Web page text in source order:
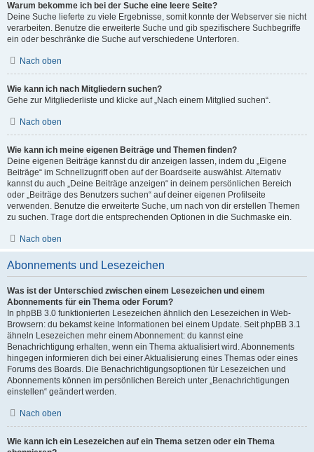
Warum bekomme ich bei der Suche eine leere Seite?
Deine Suche lieferte zu viele Ergebnisse, somit konnte der Webserver sie nicht
verarbeiten. Benutze die erweiterte Suche und gib spezifischere Suchbegriffe
ein oder beschränke die Suche auf verschiedene Unterforen.
Nach oben
Wie kann ich nach Mitgliedern suchen?
Gehe zur Mitgliederliste und klicke auf „Nach einem Mitglied suchen“.
Nach oben
Wie kann ich meine eigenen Beiträge und Themen finden?
Deine eigenen Beiträge kannst du dir anzeigen lassen, indem du „Eigene
Beiträge“ im Schnellzugriff oben auf der Boardseite auswählst. Alternativ
kannst du auch „Deine Beiträge anzeigen“ in deinem persönlichen Bereich
oder „Beiträge des Benutzers suchen“ auf deiner eigenen Profilseite
verwenden. Benutze die erweiterte Suche, um nach von dir erstellen Themen
zu suchen. Trage dort die entsprechenden Optionen in die Suchmaske ein.
Nach oben
Abonnements und Lesezeichen
Was ist der Unterschied zwischen einem Lesezeichen und einem
Abonnements für ein Thema oder Forum?
In phpBB 3.0 funktionierten Lesezeichen ähnlich den Lesezeichen in Web-
Browsern: du bekamst keine Informationen bei einem Update. Seit phpBB 3.1
ähneln Lesezeichen mehr einem Abonnement: du kannst eine
Benachrichtigung erhalten, wenn ein Thema aktualisiert wird. Abonnements
hingegen informieren dich bei einer Aktualisierung eines Themas oder eines
Forums des Boards. Die Benachrichtigungsoptionen für Lesezeichen und
Abonnements können im persönlichen Bereich unter „Benachrichtigungen
einstellen“ geändert werden.
Nach oben
Wie kann ich ein Lesezeichen auf ein Thema setzen oder ein Thema